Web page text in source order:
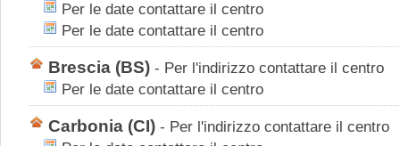
Per le date contattare il centro
Per le date contattare il centro
Brescia (BS) - Per l'indirizzo contattare il centro
Per le date contattare il centro
Carbonia (CI) - Per l'indirizzo contattare il centro